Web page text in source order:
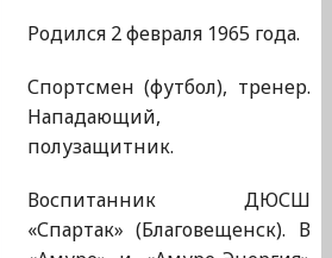
Родился 2 февраля 1965 года.
Спортсмен (футбол), тренер.
Нападающий,
полузащитник.
Воспитанник ДЮСШ
«Спартак» (Благовещенск). В